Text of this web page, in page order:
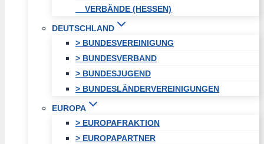
VERBÄNDE (HESSEN)
DEUTSCHLAND
> BUNDESVEREINIGUNG
> BUNDESVERBAND
> BUNDESJUGEND
> BUNDESLÄNDERVEREINIGUNGEN
EUROPA
> EUROPAFRAKTION
> EUROPAPARTNER